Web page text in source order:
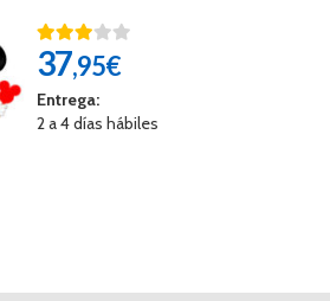
37,95€
Entrega:
2 a 4 días hábiles